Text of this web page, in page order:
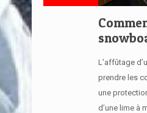
L’affûtage
prendre les
une
d’une lime à